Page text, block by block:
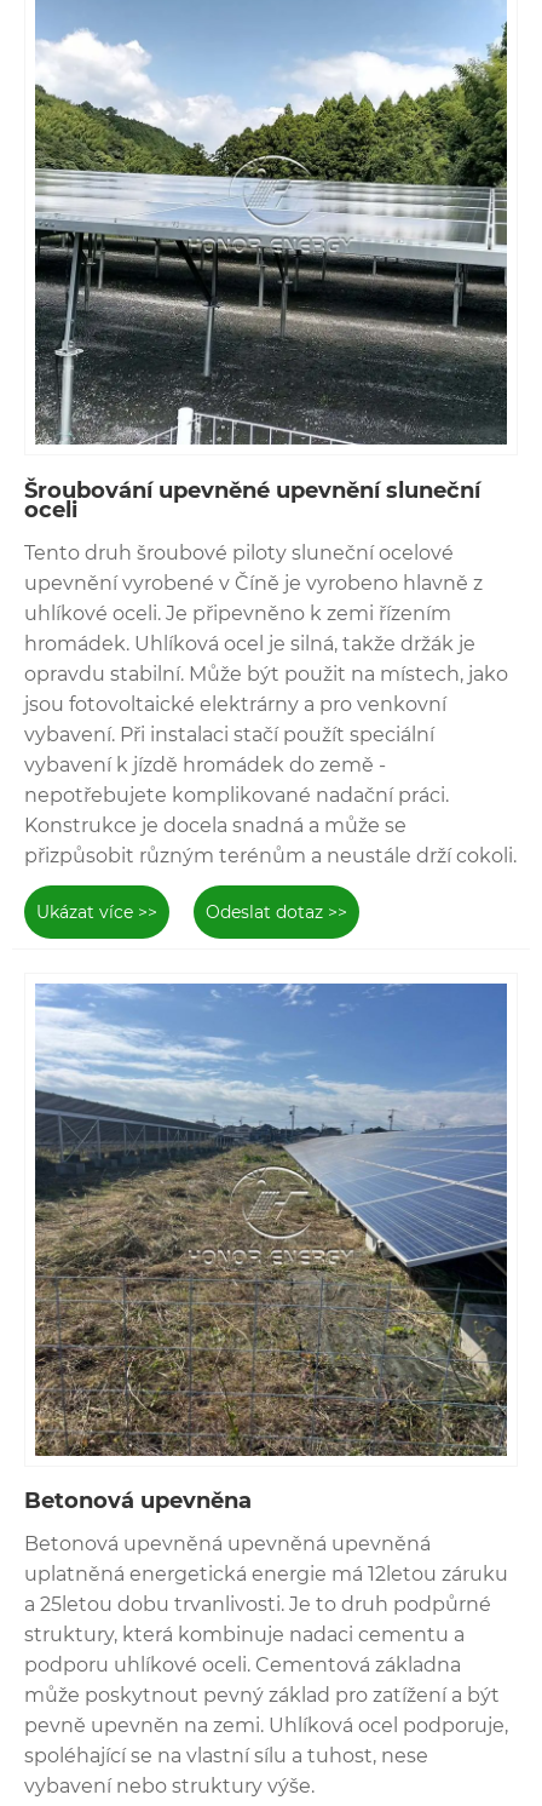
Systém montážního systému uhlíkové oceli
Hledáte stabilní a nákladově efektivní pozemní
podporu? Systém montážního systému uhlíkové
oceli na cti je docela spolehlivý. Společnost se
zabývá zpracováním uhlíkové oceli již více než
deset let s bohatými zkušenostmi. Navíc díky
speciálnímu tepelnému zpracování je uhlíková
ocel silná i tvrdá.
Upevňovací montáž sluneční uhlíkové oceli s
hromadou je upevněno hromaděním a může být
hluboce zabudováno pod zemí. I když je země
relativně měkká, může pevně podporovat solární
panely. Concrete Foundation Solar Carbon Awel
Ground Ground Montting používá pevný cement
jako základ, který je stabilnější a vhodnější pro
rozsáhlé solární elektrárny. nastavitelný
montáž sluneční uhlíkové oceli může upravit úhel
šetří časově. Svislé je vhodné pro místa s
omezeným prostorem, kde je třeba nosit oblečení
svisle. Při výběru se můžete také podívat na naše
ovladače hromady hliníkových slitin a podpěry
povrchu cementu, z nichž každá má své vlastní
výhody.
Šroubování upevněné upevnění sluneční
oceli
Tento druh šroubové piloty sluneční ocelové
upevnění vyrobené v Číně je vyrobeno hlavně z
uhlíkové oceli. Je připevněno k zemi řízením
hromádek. Uhlíková ocel je silná, takže držák je
opravdu stabilní. Může být použit na místech, jako
jsou fotovoltaické elektrárny a pro venkovní
vybavení. Při instalaci stačí použít speciální
vybavení k jízdě hromádek do země -
nepotřebujete komplikované nadační práci.
Konstrukce je docela snadná a může se
přizpůsobit různým terénům a neustále drží cokoli.
Ukázat více >> Odeslat dotaz >>
Betonová upevněna
Betonová upevněná upevněná upevněná
uplatněná energetická energie má 12letou záruku
a 25letou dobu trvanlivosti. Je to druh podpůrné
struktury, která kombinuje nadaci cementu a
podporu uhlíkové oceli. Cementová základna
může poskytnout pevný základ pro zatížení a být
pevně upevněn na zemi. Uhlíková ocel podporuje,
spoléhající se na vlastní sílu a tuhost, nese
vybavení nebo struktury výše.